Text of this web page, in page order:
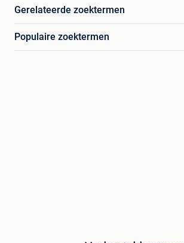
Gerelateerde zoektermen
Populaire zoektermen